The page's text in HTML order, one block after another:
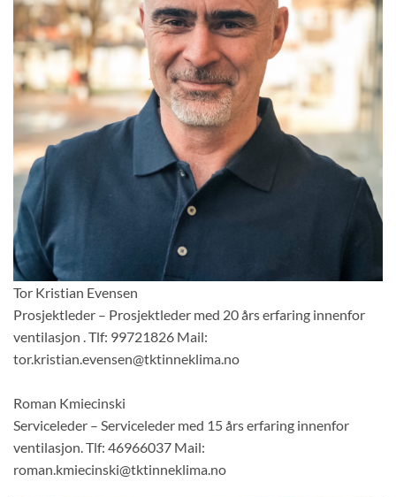
Tor Kristian Evensen
Prosjektleder – Prosjektleder med 20 års erfaring innenfor
ventilasjon . Tlf: 99721826 Mail:
tor.kristian.evensen@tktinneklima.no
Roman Kmiecinski
Serviceleder – Serviceleder med 15 års erfaring innenfor
ventilasjon. Tlf: 46966037 Mail:
roman.kmiecinski@tktinneklima.no